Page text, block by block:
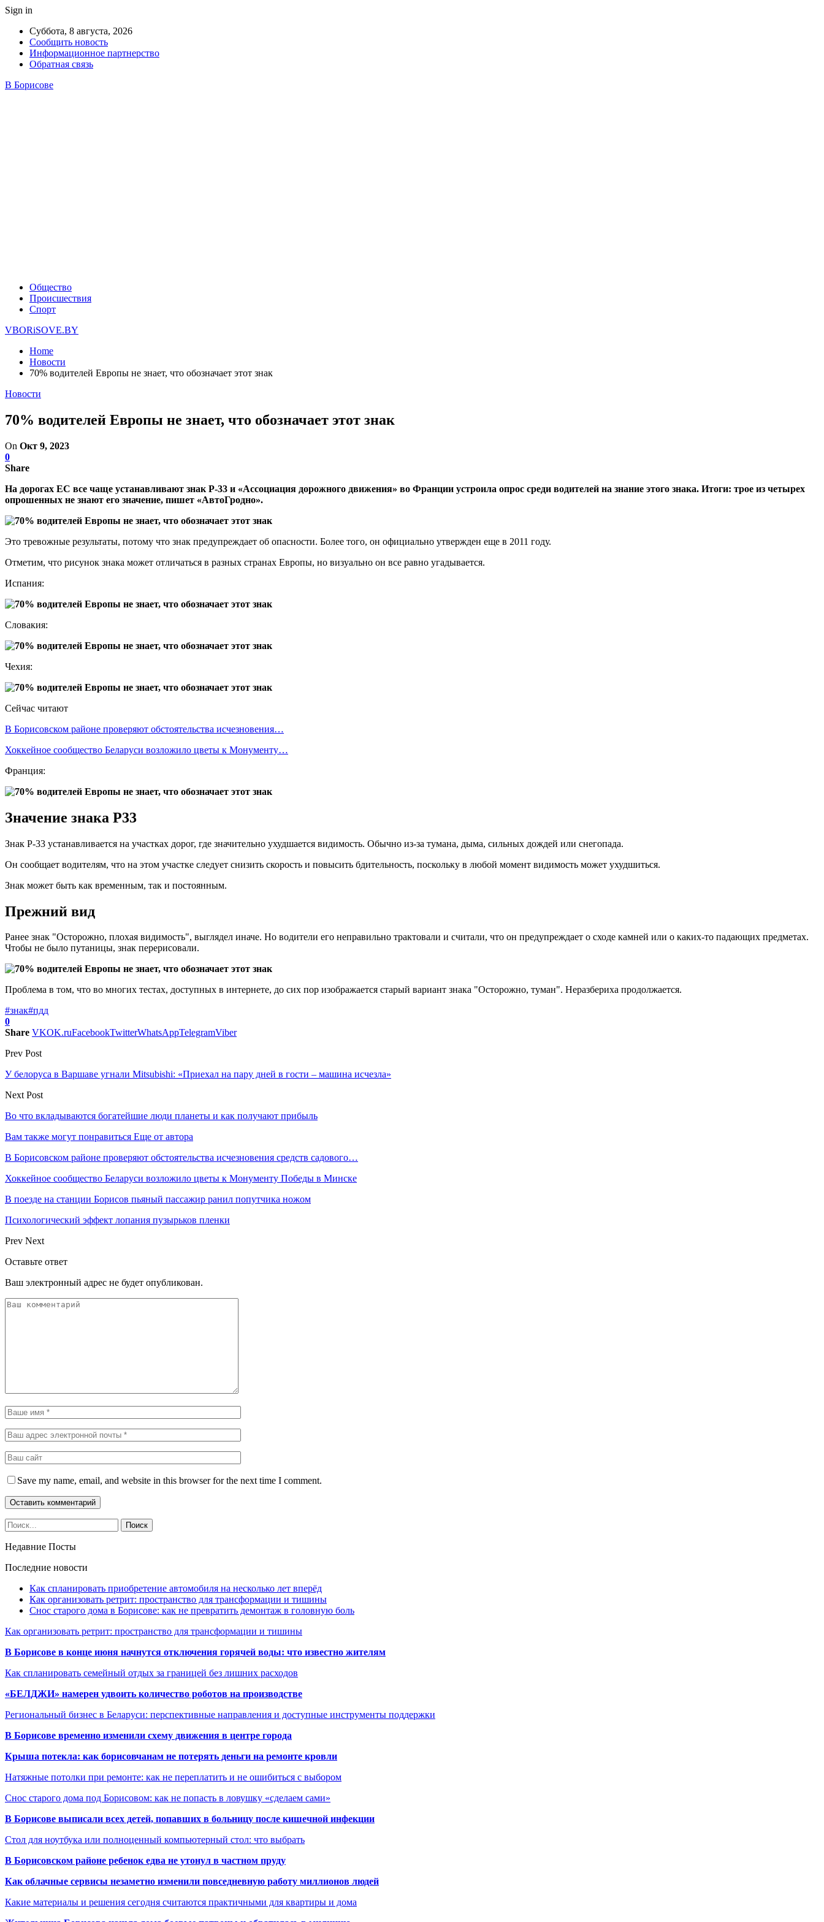
Sign in
Суббота, 8 августа, 2026
Сообщить новость
Информационное партнерство
Обратная связь
В Борисове
Общество
Происшествия
Спорт
VBORiSOVE.BY
Home
Новости
70% водителей Европы не знает, что обозначает этот знак
Новости
70% водителей Европы не знает, что обозначает этот знак
On Окт 9, 2023
0
Share
На дорогах ЕС все чаще устанавливают знак P-33 и «Ассоциация дорожного движения» во Франции устроила опрос среди водителей на знание этого знака. Итоги: трое из четырех
опрошенных не знают его значение, пишет «АвтоГродно».
Это тревожные результаты, потому что знак предупреждает об опасности. Более того, он официально утвержден еще в 2011 году.
Отметим, что рисунок знака может отличаться в разных странах Европы, но визуально он все равно угадывается.
Испания:
Словакия:
Чехия:
Сейчас читают
В Борисовском районе проверяют обстоятельства исчезновения…
Хоккейное сообщество Беларуси возложило цветы к Монументу…
Франция:
Значение знака P33
Знак P-33 устанавливается на участках дорог, где значительно ухудшается видимость. Обычно из-за тумана, дыма, сильных дождей или снегопада.
Он сообщает водителям, что на этом участке следует снизить скорость и повысить бдительность, поскольку в любой момент видимость может ухудшиться.
Знак может быть как временным, так и постоянным.
Прежний вид
Ранее знак "Осторожно, плохая видимость", выглядел иначе. Но водители его неправильно трактовали и считали, что он предупреждает о сходе камней или о каких-то падающих предметах.
Чтобы не было путаницы, знак перерисовали.
Проблема в том, что во многих тестах, доступных в интернете, до сих пор изображается старый вариант знака "Осторожно, туман". Неразбериха продолжается.
#знак#пдд
0
Share VKOK.ruFacebookTwitterWhatsAppTelegramViber
Prev Post
У белоруса в Варшаве угнали Mitsubishi: «Приехал на пару дней в гости – машина исчезла»
Next Post
Во что вкладываются богатейшие люди планеты и как получают прибыль
Вам также могут понравиться Еще от автора
В Борисовском районе проверяют обстоятельства исчезновения средств садового…
Хоккейное сообщество Беларуси возложило цветы к Монументу Победы в Минске
В поезде на станции Борисов пьяный пассажир ранил попутчика ножом
Психологический эффект лопания пузырьков пленки
Prev Next
Оставьте ответ
Ваш электронный адрес не будет опубликован.
Save my name, email, and website in this browser for the next time I comment.
Недавние Посты
Последние новости
Как спланировать приобретение автомобиля на несколько лет вперёд
Как организовать ретрит: пространство для трансформации и тишины
Снос старого дома в Борисове: как не превратить демонтаж в головную боль
Как организовать ретрит: пространство для трансформации и тишины
В Борисове в конце июня начнутся отключения горячей воды: что известно жителям
Как спланировать семейный отдых за границей без лишних расходов
«БЕЛДЖИ» намерен удвоить количество роботов на производстве
Региональный бизнес в Беларуси: перспективные направления и доступные инструменты поддержки
В Борисове временно изменили схему движения в центре города
Крыша потекла: как борисовчанам не потерять деньги на ремонте кровли
Натяжные потолки при ремонте: как не переплатить и не ошибиться с выбором
Снос старого дома под Борисовом: как не попасть в ловушку «сделаем сами»
В Борисове выписали всех детей, попавших в больницу после кишечной инфекции
Стол для ноутбука или полноценный компьютерный стол: что выбрать
В Борисовском районе ребенок едва не утонул в частном пруду
Как облачные сервисы незаметно изменили повседневную работу миллионов людей
Какие материалы и решения сегодня считаются практичными для квартиры и дома